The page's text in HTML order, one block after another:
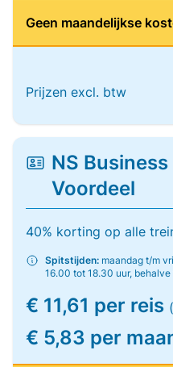
Geen maandelijkse
Prijzen excl. btw
NS
Voordeel
40% korting op alle
Spitstijden: maandag t/m
16.00 tot 18.30 uur,
€ 11,61 per reis
€ 5,83 per